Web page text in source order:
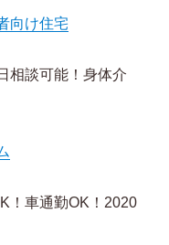
向け住宅
相談可能！身体介
！車通勤OK！2020